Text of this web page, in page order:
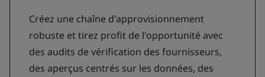
Créez une chaîne d'approvisionnement
robuste et tirez profit de l'opportunité avec
des audits de vérification des fournisseurs,
des aperçus centrés sur les données, des